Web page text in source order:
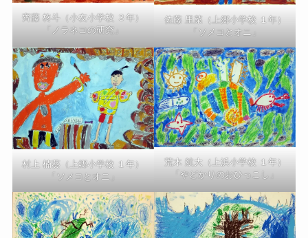
齊藤 柊斗（小友小学校 ３年）
「ノラネコの研究」
佐藤 里菜（上郷小学校 １年）
「ソメコとオニ」
村上 楠葵（上郷小学校 １年）
「ソメコとオニ」
荒木 航大（上浜小学校 １年）
「やどかりのおひっこし」